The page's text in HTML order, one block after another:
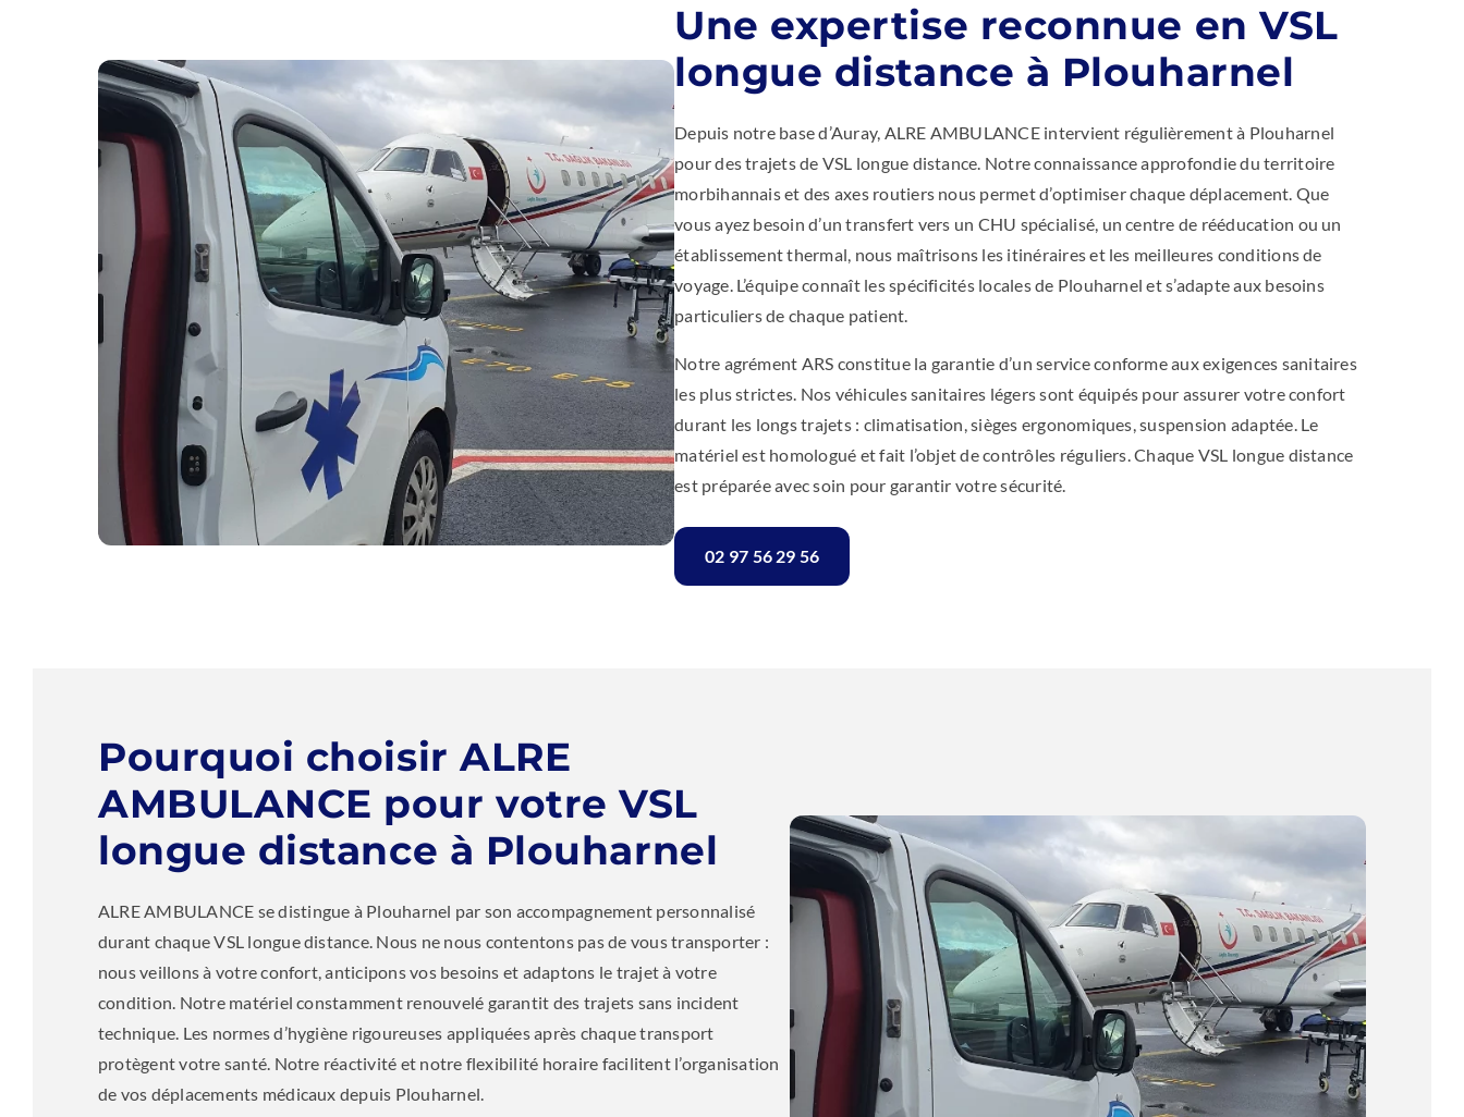
Une expertise reconnue en VSL
longue distance à Plouharnel
Depuis notre base d’Auray, ALRE AMBULANCE intervient régulièrement à Plouharnel
pour des trajets de VSL longue distance. Notre connaissance approfondie du territoire
morbihannais et des axes routiers nous permet d’optimiser chaque déplacement. Que
vous ayez besoin d’un transfert vers un CHU spécialisé, un centre de rééducation ou un
établissement thermal, nous maîtrisons les itinéraires et les meilleures conditions de
voyage. L’équipe connaît les spécificités locales de Plouharnel et s’adapte aux besoins
particuliers de chaque patient.
Notre agrément ARS constitue la garantie d’un service conforme aux exigences sanitaires
les plus strictes. Nos véhicules sanitaires légers sont équipés pour assurer votre confort
durant les longs trajets : climatisation, sièges ergonomiques, suspension adaptée. Le
matériel est homologué et fait l’objet de contrôles réguliers. Chaque VSL longue distance
est préparée avec soin pour garantir votre sécurité.
02 97 56 29 56
Pourquoi choisir ALRE
AMBULANCE pour votre VSL
longue distance à Plouharnel
ALRE AMBULANCE se distingue à Plouharnel par son accompagnement personnalisé
durant chaque VSL longue distance. Nous ne nous contentons pas de vous transporter :
nous veillons à votre confort, anticipons vos besoins et adaptons le trajet à votre
condition. Notre matériel constamment renouvelé garantit des trajets sans incident
technique. Les normes d’hygiène rigoureuses appliquées après chaque transport
protègent votre santé. Notre réactivité et notre flexibilité horaire facilitent l’organisation
de vos déplacements médicaux depuis Plouharnel.